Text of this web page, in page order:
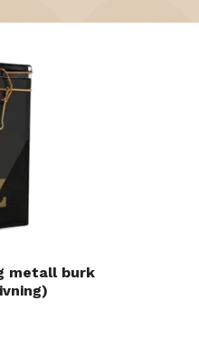
metall burk